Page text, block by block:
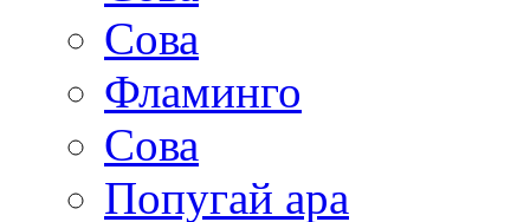
Сова
Фламинго
Сова
Попугай ара